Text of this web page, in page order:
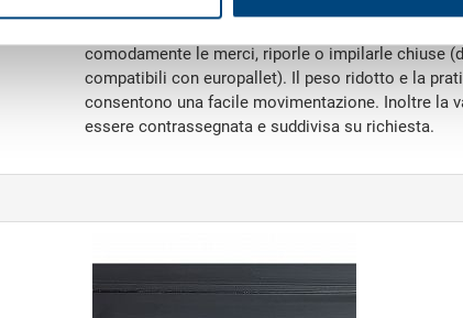
La valigia in plastica pregiata offre molte
comodamente le merci, riporle o impilarle chiuse
compatibili con europallet). Il peso ridotto e la
consentono una facile movimentazione. Inoltre la
essere contrassegnata e suddivisa su richiesta.